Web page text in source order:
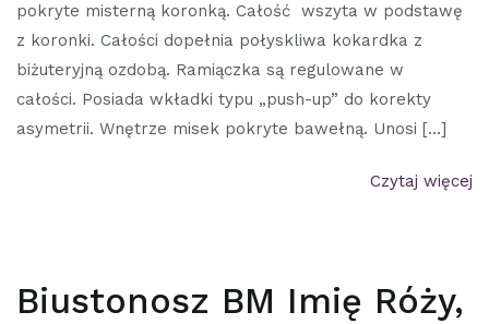
pokryte misterną koronką. Całość wszyta w podstawę
z koronki. Całości dopełnia połyskliwa kokardka z
biżuteryjną ozdobą. Ramiączka są regulowane w
całości. Posiada wkładki typu „push-up” do korekty
asymetrii. Wnętrze misek pokryte bawełną. Unosi […]
Czytaj więcej
Biustonosz BM Imię Róży,